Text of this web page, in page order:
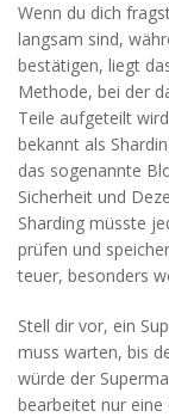
Wenn du dich
langsam sind,
bestätigen, liegt
Methode, bei der
Teile aufgeteilt
bekannt als
das sogenannte
Sicherheit und
Sharding müsste
prüfen und
teuer, besonders
Stell dir vor, ein
muss warten, bis
würde der
bearbeitet nur eine